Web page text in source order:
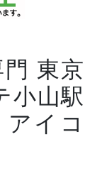
東京
小山駅
イコ